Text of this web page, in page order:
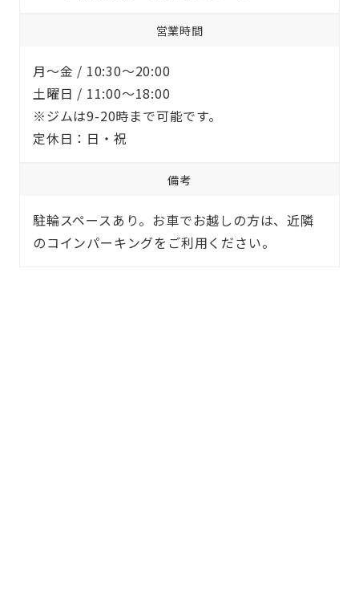
営業時間
月～金 / 10:30〜20:00
土曜日 / 11:00〜18:00
※ジムは9-20時まで可能です。
定休日：日・祝
備考
駐輪スペースあり。お車でお越しの方は、近隣
のコインパーキングをご利用ください。